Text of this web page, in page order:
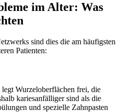
im Alter: Was
sind dies die am häufigsten
Patienten:
Wurzeloberflächen frei, die
kariesanfälliger sind als die
und spezielle Zahnpasten